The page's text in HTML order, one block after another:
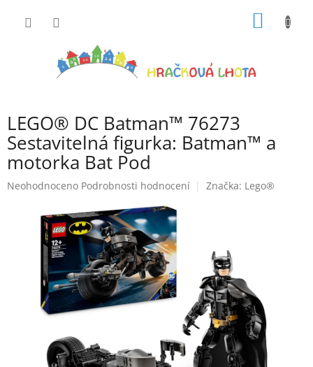
LEGO® DC Batman™ 76273
Sestavitelná figurka: Batman™ a
motorka Bat Pod
Průměrné
produktu
hvězdiček.
Neohodnoceno Podrobnosti hodnocení Značka: Lego®